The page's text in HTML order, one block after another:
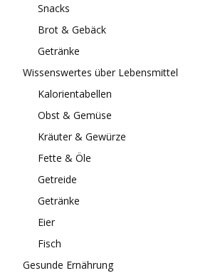
Snacks
Brot & Gebäck
Getränke
Wissenswertes über Lebensmittel
Kalorientabellen
Obst & Gemüse
Kräuter & Gewürze
Fette & Öle
Getreide
Getränke
Eier
Fisch
Gesunde Ernährung